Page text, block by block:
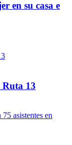
en su casa e
Ruta 13